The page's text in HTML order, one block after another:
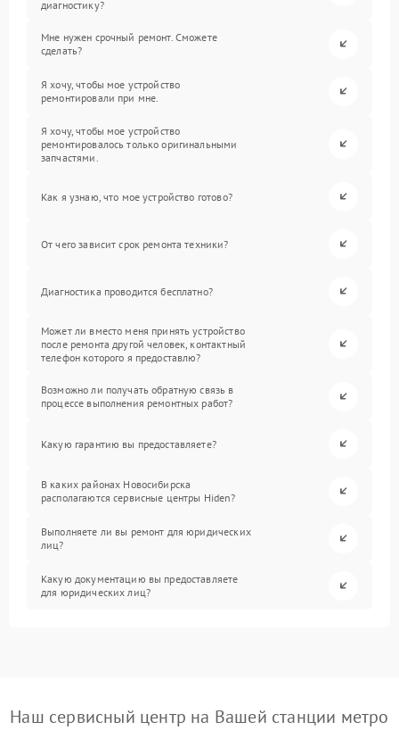
диагностику?
Мне нужен срочный ремонт. Сможете
сделать?
Я хочу, чтобы мое устройство
ремонтировали при мне.
Я хочу, чтобы мое устройство
ремонтировалось только оригинальными
запчастями.
Как я узнаю, что мое устройство готово?
От чего зависит срок ремонта техники?
Диагностика проводится бесплатно?
Может ли вместо меня принять устройство
после ремонта другой человек, контактный
телефон которого я предоставлю?
Возможно ли получать обратную связь в
процессе выполнения ремонтных работ?
Какую гарантию вы предоставляете?
В каких районах Новосибирска
располагаются сервисные центры Hiden?
Выполняете ли вы ремонт для юридических
лиц?
Какую документацию вы предоставляете
для юридических лиц?
Наш сервисный центр на Вашей станции метро